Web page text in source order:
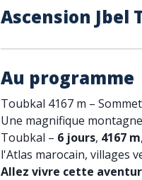
Ascension Jbel
Au programme
Toubkal 4167 m –
Une magnifique
Toubkal – 6 jours, 4167 m
l'Atlas marocain, villages
Allez vivre cette